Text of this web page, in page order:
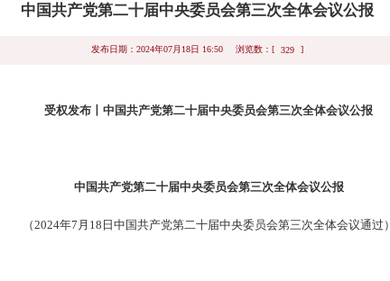
中国共产党第二十届中央委员会第三次全体会议公报
发布日期：2024年07月18日 16:50 浏览数：[ 329 ]
受权发布丨中国共产党第二十届中央委员会第三次全体会议公报
中国共产党第二十届中央委员会第三次全体会议公报
（2024年7月18日中国共产党第二十届中央委员会第三次全体会议通过）